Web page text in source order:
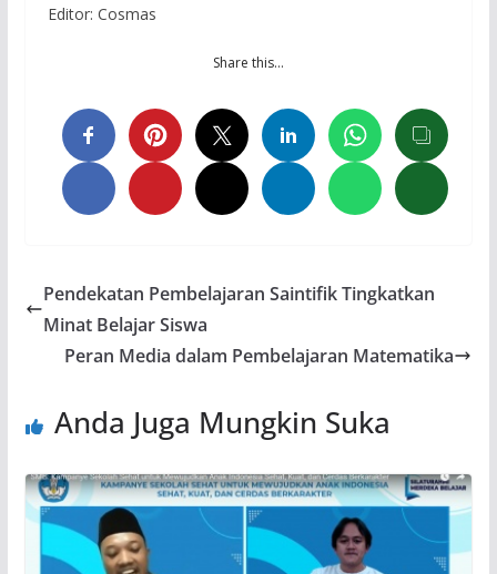
Editor: Cosmas
Share this…
Pendekatan Pembelajaran Saintifik Tingkatkan
Minat Belajar Siswa
Peran Media dalam Pembelajaran Matematika
Anda Juga Mungkin Suka